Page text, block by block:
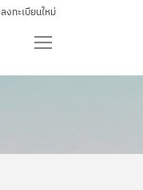
ลงทะเบียนใหม่